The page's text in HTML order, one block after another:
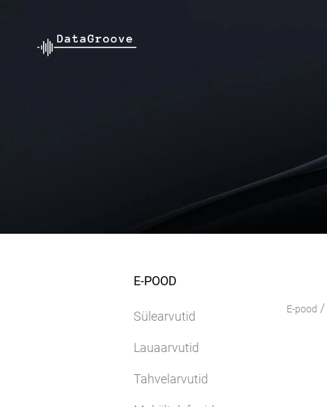
E-POOD
Sülearvutid
Lauaarvutid
Tahvelarvutid
E-pood /